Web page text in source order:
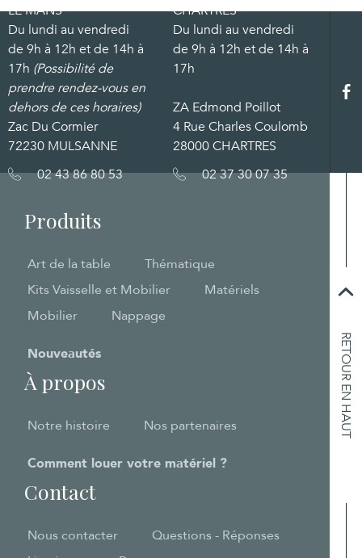
RETOUR EN HAUT
Produits
Art de la table
Thématique
Kits Vaisselle et Mobilier
Matériels
Mobilier
Nappage
Nouveautés
À propos
Notre histoire Nos partenaires
Comment louer votre matériel ?
Contact
Nous contacter
Questions - Réponses
LE MANS
Du lundi au vendredi
de 9h à 12h et de 14h à
17h (Possibilité de
prendre rendez-vous en
dehors de ces horaires)
Zac Du Cormier
72230 MULSANNE
02 43 86 80 53
CHARTRES
Du lundi au vendredi
de 9h à 12h et de 14h à
17h
ZA Edmond Poillot
4 Rue Charles Coulomb
28000 CHARTRES
02 37 30 07 35